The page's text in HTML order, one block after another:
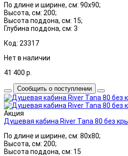
По длине и ширине, см: 90x90;
Высота, см: 200;
Высота поддона, см: 15;
Глубина поддона, см: 3
Код: 23317
Нет в наличии
41 400 р.
Сообщить о поступлении
Акция
Душевая кабина River Tana 80 без
По длине и ширине, см: 80x80;
Высота, см: 200;
Высота поддона, см: 15